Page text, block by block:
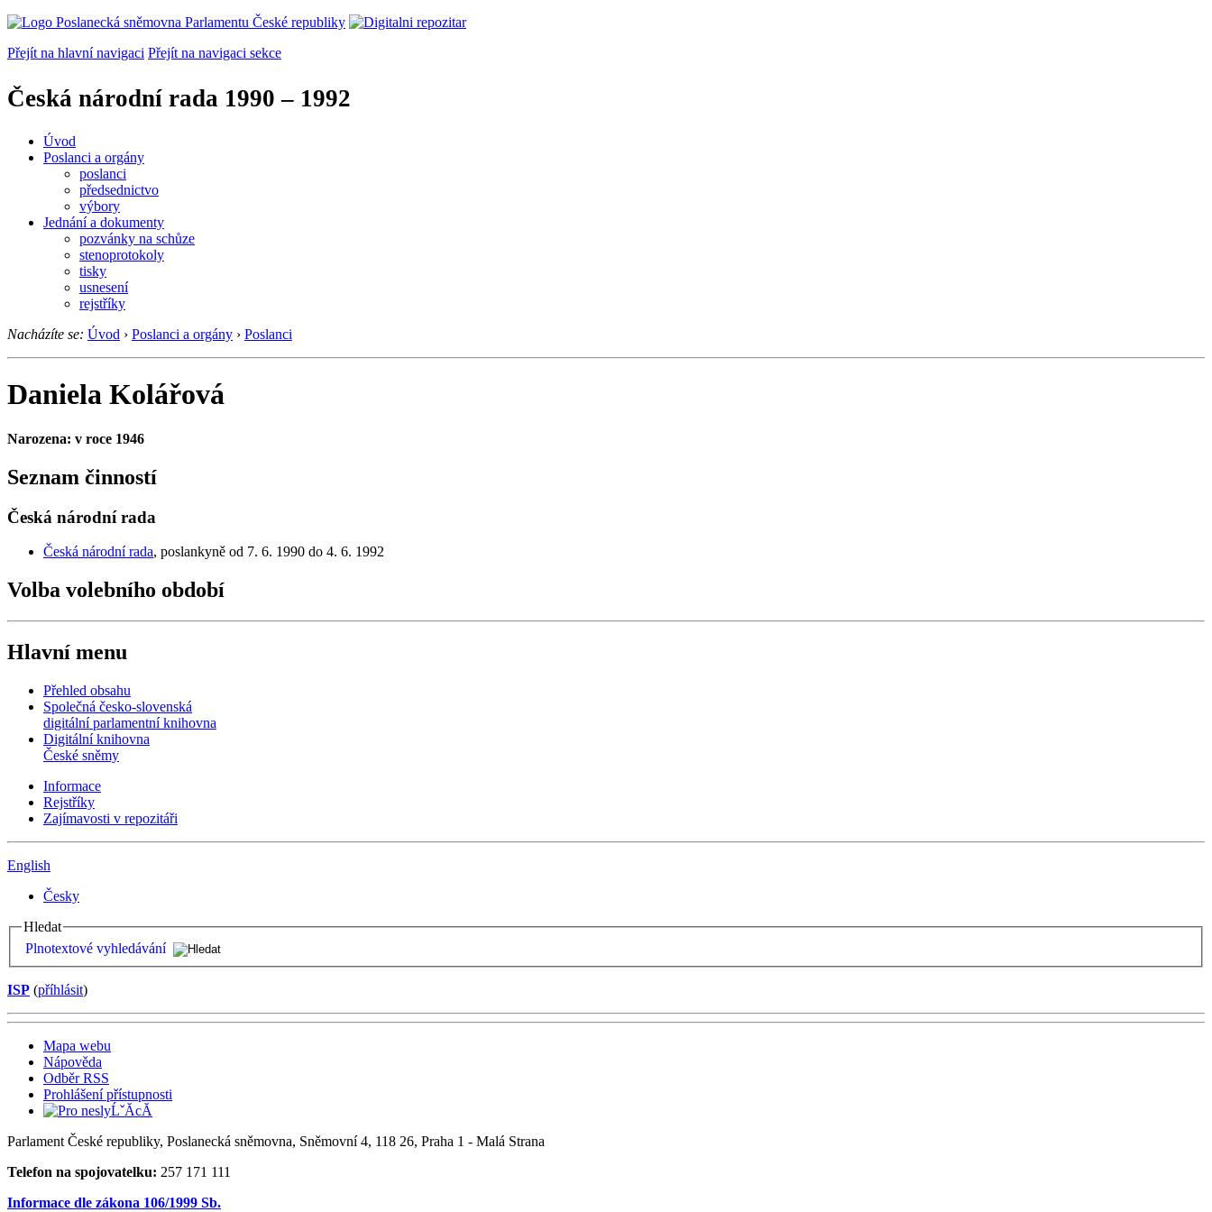
Přejít na hlavní navigaci Přejít na navigaci sekce
Česká národní rada 1990 – 1992
Úvod
Poslanci a orgány
poslanci
předsednictvo
výbory
Jednání a dokumenty
pozvánky na schůze
stenoprotokoly
tisky
usnesení
rejstříky
Nacházíte se: Úvod › Poslanci a orgány › Poslanci
Daniela Kolářová
Narozena: v roce 1946
Seznam činností
Česká národní rada
Česká národní rada, poslankyně od 7. 6. 1990 do 4. 6. 1992
Volba volebního období
Hlavní menu
Přehled obsahu
Společná česko-slovenská
digitální parlamentní knihovna
Digitální knihovna
České sněmy
Informace
Rejstříky
Zajímavosti v repozitáři
English
Česky
Hledat
Plnotextové vyhledávání
ISP (příhlásit)
Mapa webu
Nápověda
Odběr RSS
Prohlášení přístupnosti
Parlament České republiky, Poslanecká sněmovna, Sněmovní 4, 118 26, Praha 1 - Malá Strana
Telefon na spojovatelku: 257 171 111
Informace dle zákona 106/1999 Sb.